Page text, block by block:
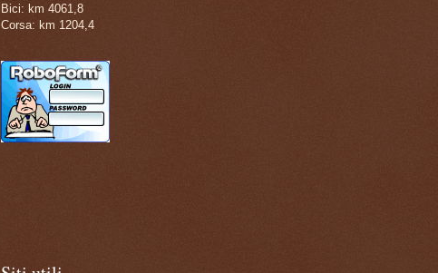
Bici: km 4061,8
Corsa: km 1204,4